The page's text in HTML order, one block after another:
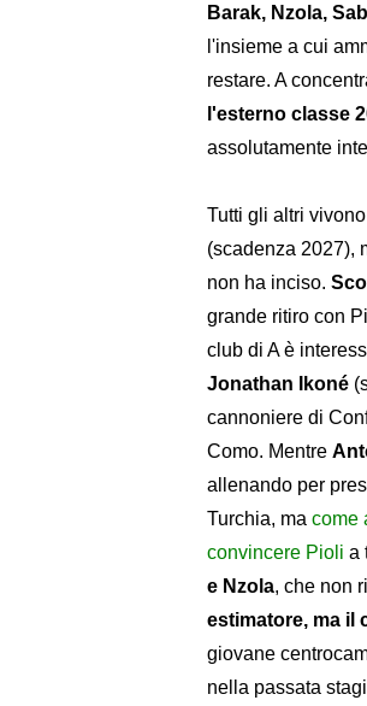
Barak, Nzola,
l'insieme a cui
restare. A
l'esterno classe
assolutamente
Tutti gli altri
(scadenza 2027),
non ha inciso.
grande ritiro con
club di A è
Jonathan Ikoné
cannoniere di
Como. Mentre
allenando per
Turchia, ma come
convincere Pioli a
e Nzola, che non
estimatore, ma il
giovane
nella passata